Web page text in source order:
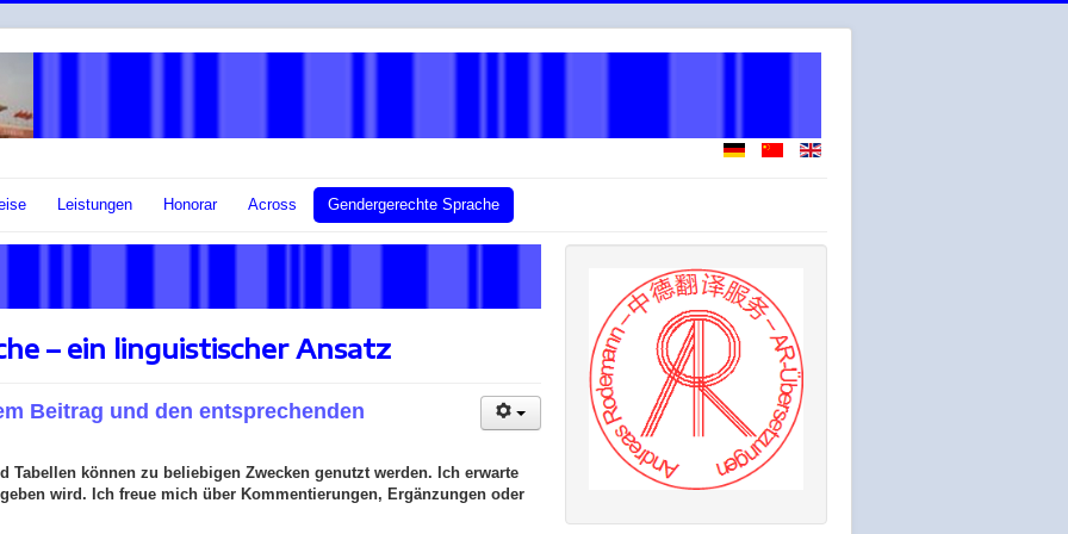
Leistungen Honorar Across Gendergerechte Sprache
– ein linguistischer Ansatz
Beitrag und den entsprechenden
Tabellen können zu beliebigen Zwecken genutzt werden. Ich erwarte
wird. Ich freue mich über Kommentierungen, Ergänzungen oder